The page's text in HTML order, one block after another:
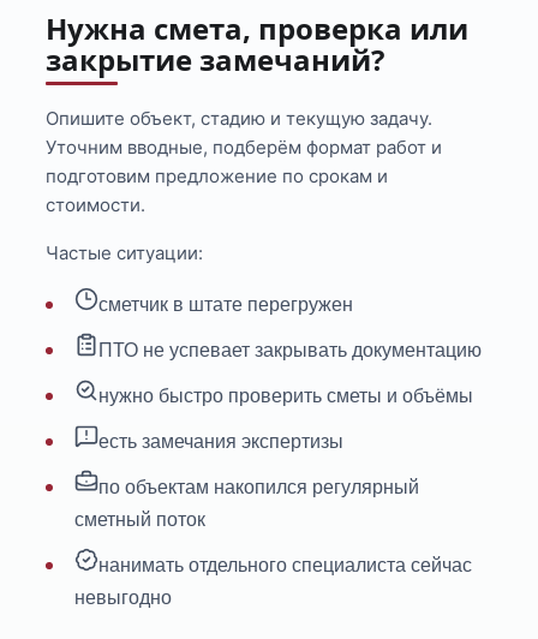
Нужна смета, проверка или
закрытие замечаний?
Опишите объект, стадию и текущую задачу.
Уточним вводные, подберём формат работ и
подготовим предложение по срокам и
стоимости.
Частые ситуации:
сметчик в штате перегружен
ПТО не успевает закрывать документацию
нужно быстро проверить сметы и объёмы
есть замечания экспертизы
по объектам накопился регулярный
сметный поток
нанимать отдельного специалиста сейчас
невыгодно